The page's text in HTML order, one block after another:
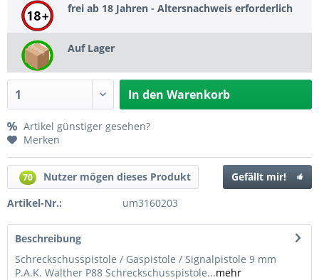
frei ab 18 Jahren - Altersnachweis erforderlich
Auf Lager
In den Warenkorb
Artikel günstiger gesehen?
Merken
70 Nutzer mögen dieses Produkt
Gefällt mir!
Artikel-Nr.:
um3160203
Beschreibung
Schreckschusspistole / Gaspistole / Signalpistole 9 mm
P.A.K. Walther P88 Schreckschusspistole...mehr